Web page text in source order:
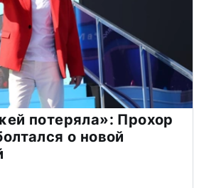
потеряла»: Прохор
о новой